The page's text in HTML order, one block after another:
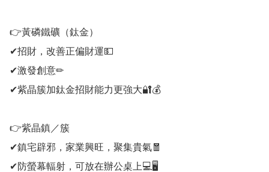
👉黃磷鐵礦（鈦金）
✔招財，改善正偏財運💵
✔激發創意✏
✔紫晶簇加鈦金招財能力更強大🔐💰
👉紫晶鎮／簇
✔鎮宅辟邪，家業興旺，聚集貴氣🧧
✔防螢幕輻射，可放在辦公桌上💻🖥